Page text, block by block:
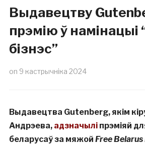
Выдавецтву
прэмію ў намінацыі
бізнэс”
on 9 кастрычніка 2024
Выдавецтва Gutenberg, якім
Андрэева, адзначыліпрэміяй
беларусаў за мяжой Free